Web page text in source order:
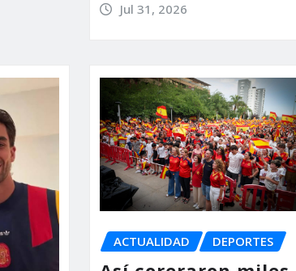
Jul 31, 2026
ACTUALIDAD DEPORTES